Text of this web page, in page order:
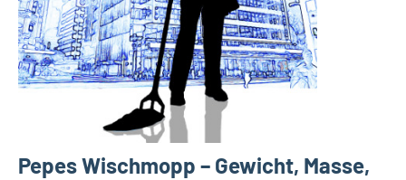
Pepes Wischmopp – Gewicht, Masse,